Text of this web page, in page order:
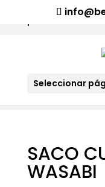
¡Aviso importante
Seleccionar
SACO
WASABI